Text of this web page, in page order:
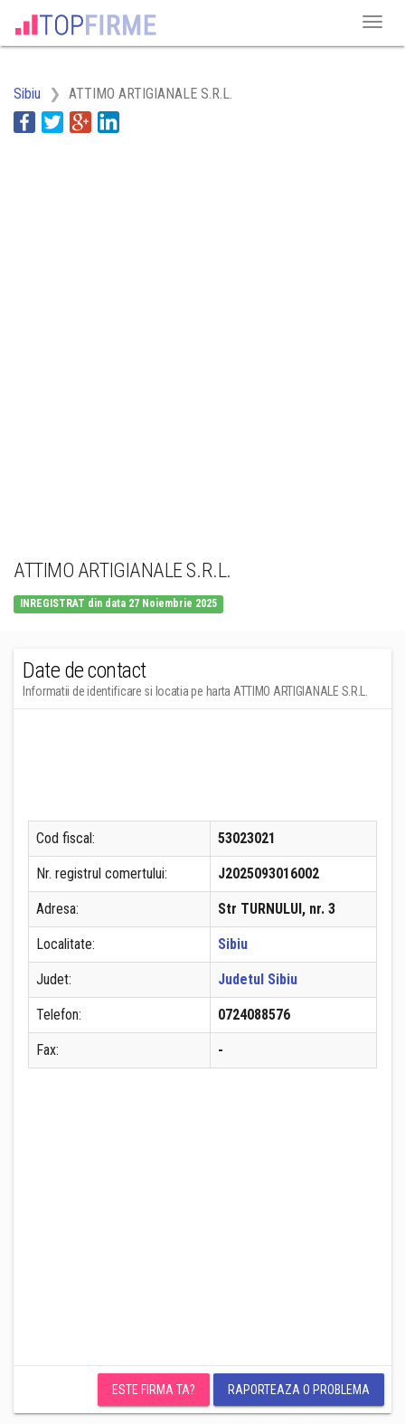
Sibiu ATTIMO ARTIGIANALE S.R.L.
ATTIMO ARTIGIANALE S.R.L.
INREGISTRAT din data 27 Noiembrie 2025
Date de contact
Informatii de identificare si locatia pe harta ATTIMO ARTIGIANALE S.R.L.
Cod fiscal: 53023021
Nr. registrul comertului: J2025093016002
Adresa: Str TURNULUI, nr. 3
Localitate: Sibiu
Judet: Judetul Sibiu
Telefon: 0724088576
Fax: -
ESTE FIRMA TA? RAPORTEAZA O PROBLEMA